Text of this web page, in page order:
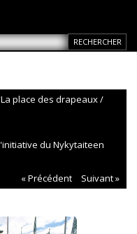
place des drapeaux /
du Nykytaiteen
« Précédent
Suivant »